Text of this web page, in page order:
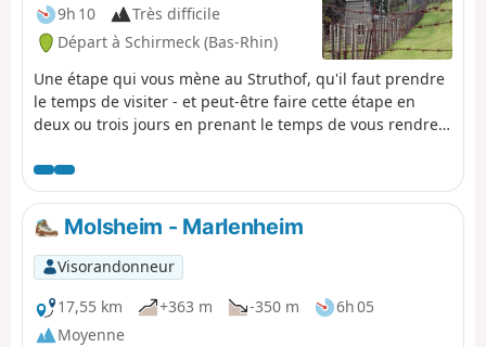
9h 10
Très difficile
Départ à Schirmeck (Bas-Rhin)
Une étape qui vous mène au Struthof, qu'il faut prendre
le temps de visiter - et peut-être faire cette étape en
deux ou trois jours en prenant le temps de vous rendre
Champ du Feu et la belle station de moyenne montagne
ainsi que le Hohwald. Récit de cette neuvième étape par
Romain Gascon à retrouver dans le magazine Passion
Vosges.Molsheim - Marlenheim
Visorandonneur
17,55 km
+363 m -350 m
6h 05
Moyenne